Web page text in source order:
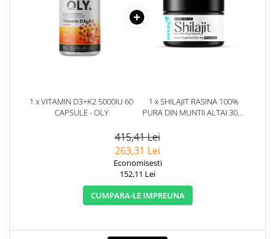
1 x VITAMIN D3+K2 5000IU 60
CAPSULE - OLY
1 x SHILAJIT RASINA 100%
PURA DIN MUNTII ALTAI 30G.
415,41 Lei
263,31 Lei
Economisesti
152,11 Lei
CUMPARA-LE IMPREUNA